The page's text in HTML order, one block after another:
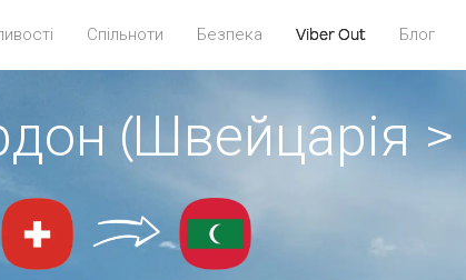
Спільноти Безпека Viber Out Блог
(Швейцарія